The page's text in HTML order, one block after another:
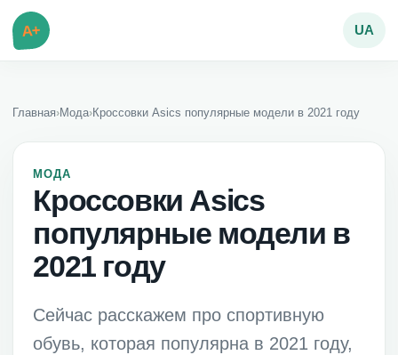
A+ UA
Главная›Мода›Кроссовки Asics популярные модели в 2021 году
МОДА
Кроссовки Asics
популярные модели в
2021 году
Сейчас расскажем про спортивную
обувь, которая популярна в 2021 году,